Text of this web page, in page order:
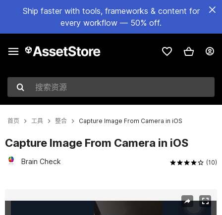
Ship faster with tools, frameworks & content for
every workflow — 50% off.
搜索资源
首页 工具 整合 Capture Image From Camera in iOS
Capture Image From Camera in iOS
Brain Check (10)